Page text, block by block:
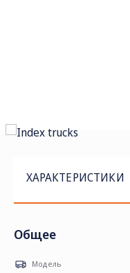
ХАРАКТЕРИСТИКИ
Общее
Модель